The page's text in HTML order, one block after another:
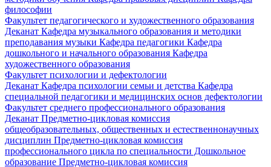
философии
Факультет педагогического и художественного образования
Деканат Кафедра музыкального образования и методики
преподавания музыки Кафедра педагогики Кафедра
дошкольного и начального образования Кафедра
художественного образования
Факультет психологии и дефектологии
Деканат Кафедра психологии семьи и детства Кафедра
специальной педагогики и медицинских основ дефектологии
Факультет среднего профессионального образования
Деканат Предметно-цикловая комиссия
общеобразовательных, общественных и естественнонаучных
дисциплин Предметно-цикловая комиссия
профессионального цикла по специальности Дошкольное
образование Предметно-цикловая комиссия